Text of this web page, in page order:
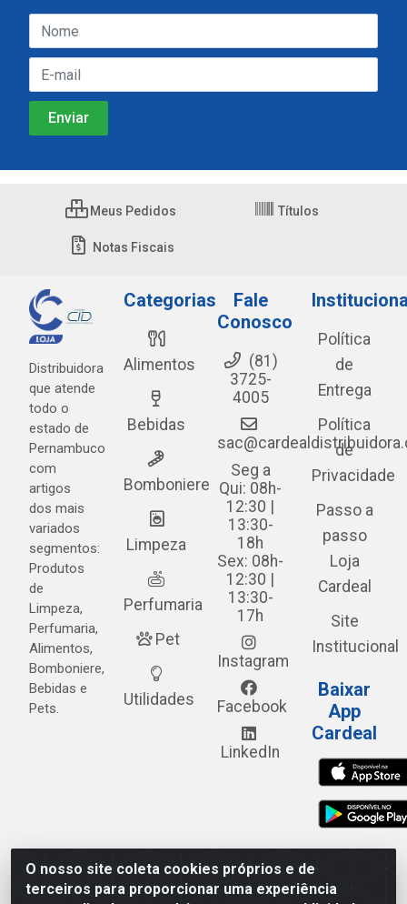
O nosso site coleta cookies próprios e de
terceiros para proporcionar uma experiência
Meus Pedidos Títulos
Notas Fiscais
Distribuidora
que atende
todo o
estado de
Pernambuco
com
artigos
dos mais
variados
segmentos:
Produtos
de
Limpeza,
Perfumaria,
Alimentos,
Bomboniere,
Bebidas e
Pets.
Categorias
Alimentos
Bebidas
Bomboniere
Limpeza
Perfumaria
Pet
Utilidades
Fale
Conosco
(81)
3725-
4005
Seg a
Qui: 08h-
12:30 |
13:30-
18h
Sex: 08h-
12:30 |
13:30-
17h
Instagram
Facebook
LinkedIn
Política
de
Entrega
Política
de
Privacidade
Passo a
passo
Loja
Cardeal
Site
Institucional
Baixar
App
Cardeal
Cardeal Distribuidora - Estrada Alto do Moura, 582 - Alto
do Moura - Caruaru/PE - CEP 55.040-120 - CNPJ